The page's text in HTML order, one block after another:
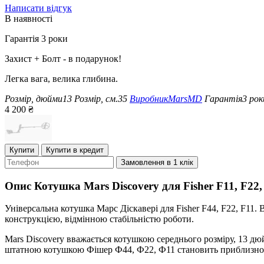
Написати відгук
В наявності
Гарантія 3 роки
Захист + Болт - в подарунок!
Легка вага, велика глибина.
Розмір, дюйми13 Розмір, см.35 ВиробникMarsMD Гарантія3
4 200 ₴
Купити
Купити в кредит
Замовлення в 1 клік
Опис Котушка Mars Discovery для Fisher F11,
Універсальна котушка Марс Діскавері для Fisher F44, F22,
конструкцією, відмінною стабільністю роботи.
Mars Discovery вважається котушкою середнього розміру, 13
штатною котушкою Фішер Ф44, Ф22, Ф11 становить